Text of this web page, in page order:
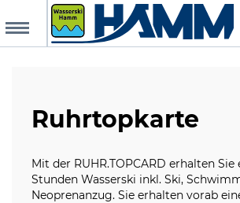
Ruhrtopkarte
Mit der RUHR.TOPCARD erhalten
Stunden Wasserski inkl. Ski,
Neoprenanzug. Sie erhalten vorab